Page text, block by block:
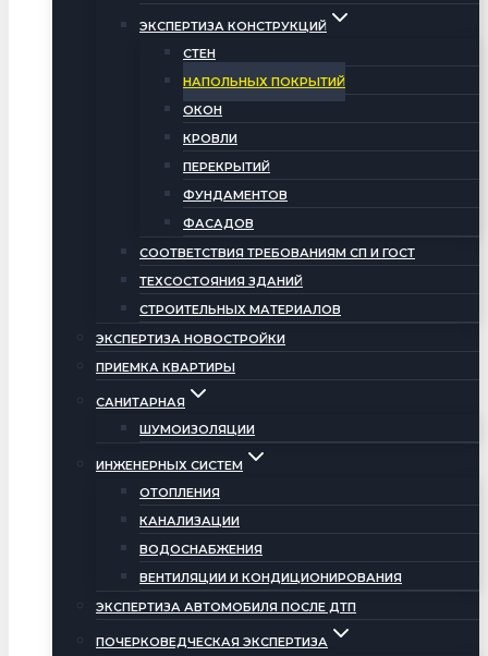
ЭКСПЕРТИЗА КОНСТРУКЦИЙ
СТЕН
НАПОЛЬНЫХ ПОКРЫТИЙ
ОКОН
КРОВЛИ
ПЕРЕКРЫТИЙ
ФУНДАМЕНТОВ
ФАСАДОВ
СООТВЕТСТВИЯ ТРЕБОВАНИЯМ СП И ГОСТ
ТЕХСОСТОЯНИЯ ЗДАНИЙ
СТРОИТЕЛЬНЫХ МАТЕРИАЛОВ
ЭКСПЕРТИЗА НОВОСТРОЙКИ
ПРИЕМКА КВАРТИРЫ
САНИТАРНАЯ
ШУМОИЗОЛЯЦИИ
ИНЖЕНЕРНЫХ СИСТЕМ
ОТОПЛЕНИЯ
КАНАЛИЗАЦИИ
ВОДОСНАБЖЕНИЯ
ВЕНТИЛЯЦИИ И КОНДИЦИОНИРОВАНИЯ
ЭКСПЕРТИЗА АВТОМОБИЛЯ ПОСЛЕ ДТП
ПОЧЕРКОВЕДЧЕСКАЯ ЭКСПЕРТИЗА